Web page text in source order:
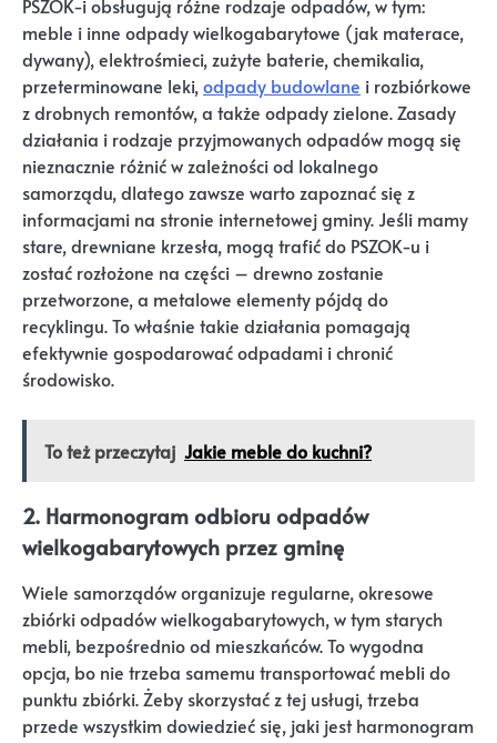
PSZOK-i obsługują różne rodzaje odpadów, w tym:
meble i inne odpady wielkogabarytowe (jak materace,
dywany), elektrośmieci, zużyte baterie, chemikalia,
przeterminowane leki,odpady budowlane i rozbiórkowe
z drobnych remontów, a także odpady zielone. Zasady
działania i rodzaje przyjmowanych odpadów mogą się
nieznacznie różnić w zależności od lokalnego
samorządu, dlatego zawsze warto zapoznać się z
informacjami na stronie internetowej gminy. Jeśli mamy
stare, drewniane krzesła, mogą trafić do PSZOK-u i
zostać rozłożone na części – drewno zostanie
przetworzone, a metalowe elementy pójdą do
recyklingu. To właśnie takie działania pomagają
efektywnie gospodarować odpadami i chronić
środowisko.
To też przeczytaj Jakie meble do kuchni?
2. Harmonogram odbioru odpadów
wielkogabarytowych przez gminę
Wiele samorządów organizuje regularne, okresowe
zbiórki odpadów wielkogabarytowych, w tym starych
mebli, bezpośrednio od mieszkańców. To wygodna
opcja, bo nie trzeba samemu transportować mebli do
punktu zbiórki. Żeby skorzystać z tej usługi, trzeba
przede wszystkim dowiedzieć się, jaki jest harmonogram